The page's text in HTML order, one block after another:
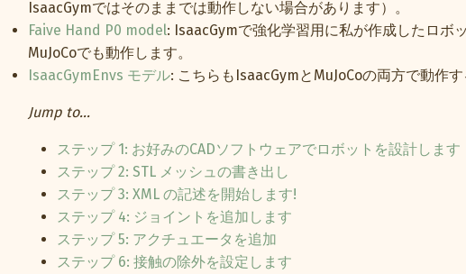
IsaacGymではそのままでは動作しない場合があります）。
Faive Hand P0 model: IsaacGymで強化学習用に私が作成したロボ
MuJoCoでも動作します。
IsaacGymEnvs モデル: こちらもIsaacGymとMuJoCoの両方で動作
Jump to...
ステップ 1: お好みのCADソフトウェアでロボットを設計します
ステップ 2: STL メッシュの書き出し
ステップ 3: XML の記述を開始します!
ステップ 4: ジョイントを追加します
ステップ 5: アクチュエータを追加
ステップ 6: 接触の除外を設定します